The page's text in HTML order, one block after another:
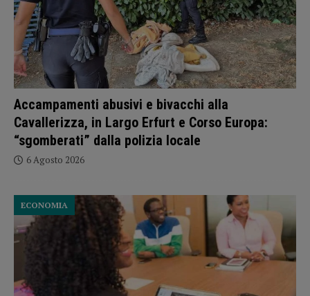
Accampamenti abusivi e bivacchi alla
Cavallerizza, in Largo Erfurt e Corso Europa:
“sgomberati” dalla polizia locale
6 Agosto 2026
ECONOMIA